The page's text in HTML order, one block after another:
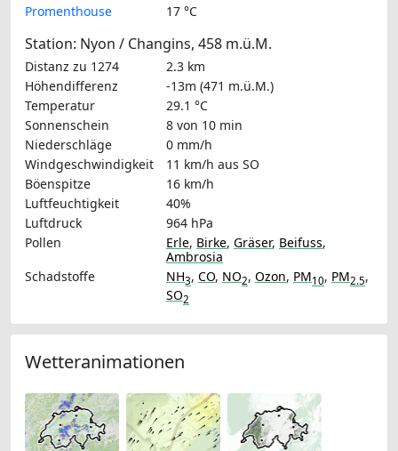
Promenthouse 17 °C
Station: Nyon / Changins, 458 m.ü.M.
Distanz zu 1274
2.3 km
Höhendifferenz
-13m (471 m.ü.M.)
Temperatur
29.1 °C
Sonnenschein
8 von 10 min
Niederschläge
0 mm/h
Windgeschwindigkeit
11 km/h aus SO
Böenspitze
16 km/h
Luftfeuchtigkeit
40%
Luftdruck
964 hPa
Pollen
Erle, Birke, Gräser, Beifuss,
Ambrosia
Schadstoffe
NH3, CO, NO2, Ozon, PM10, PM2.5,
SO2
Wetteranimationen